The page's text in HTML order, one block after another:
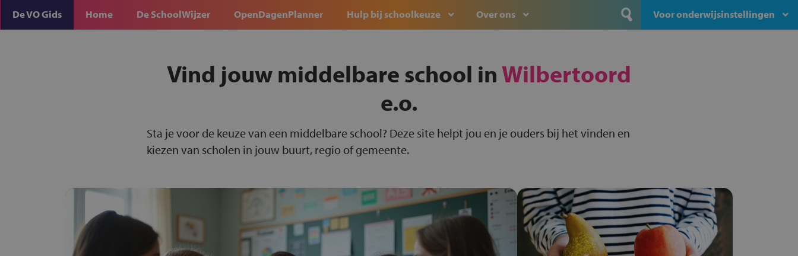
De VO Gids Home De SchoolWijzer OpenDagenPlanner Hulp bij schoolkeuze Over ons Voor onderwijsinstellingen
Vind jouw middelbare school inWilbertoord
e.o.
Sta je voor de keuze van een middelbare school? Deze site helpt jou en je ouders bij het vinden en
kiezen van scholen in jouw buurt, regio of gemeente.